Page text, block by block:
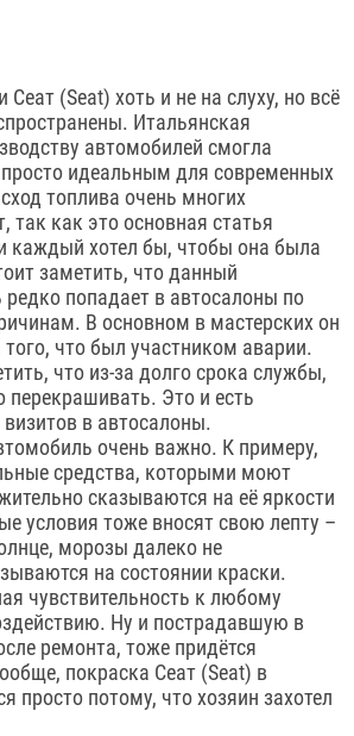
(Seat) хоть и не на слуху, но всё
Итальянская
автомобилей смогла
идеальным для современных
топлива очень многих
так как это основная статья
каждый хотел бы, чтобы она была
заметить, что данный
попадает в автосалоны по
В основном в мастерских он
того, что был участником аварии.
что из-за долго срока службы,
Это и есть
в автосалоны.
очень важно. К примеру,
средства, которыми моют
сказываются на её яркости
условия тоже вносят свою лепту –
морозы далеко не
на состоянии краски.
чувствительность к любому
Ну и пострадавшую в
ремонта, тоже придётся
покраска Сеат (Seat) в
просто потому, что хозяин захотел